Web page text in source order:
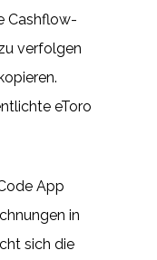
Cashflow-
verfolgen
eToro
App
in
sich die